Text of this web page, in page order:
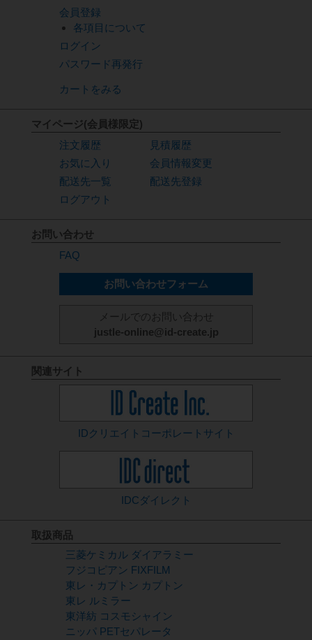
会員登録
各項目について
ログイン
パスワード再発行
カートをみる
マイページ(会員様限定)
注文履歴
見積履歴
お気に入り
会員情報変更
配送先一覧
配送先登録
ログアウト
お問い合わせ
FAQ
お問い合わせフォーム
メールでのお問い合わせ
justle-online@id-create.jp
関連サイト
IDクリエイト コーポレートサイト
IDCダイレクト
取扱商品
三菱ケミカル ダイアラミー
フジコピアン FIXFILM
東レ・カプトン カプトン
東レ ルミラー
東洋紡 コスモシャイン
ニッパ PETセパレータ